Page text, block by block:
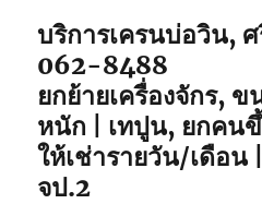
บริการเครนบ่อวิน,
062-8488
ยกย้ายเครื่องจักร, ข
หนัก | เทปูน, ยกคน
ให้เช่ารายวัน/เดือน
จป.2